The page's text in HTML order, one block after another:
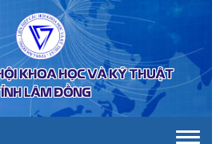
KHOA HỌC VÀ KỸ THUẬT
LÂM ĐỒNG